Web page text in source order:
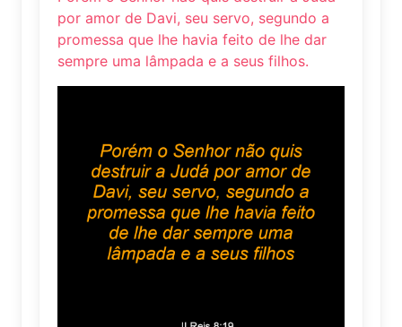
por amor de Davi, seu servo, segundo a
promessa que lhe havia feito de lhe dar
sempre uma lâmpada e a seus filhos.